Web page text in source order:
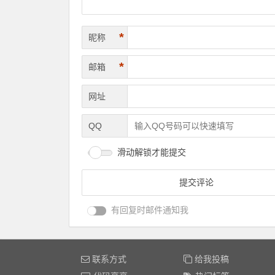
昵称 *
邮箱 *
网址
QQ
滑动解锁才能提交
有回复时邮件通知我
联系方式
给我投稿